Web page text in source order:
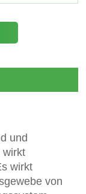
und
wirkt
wirkt
von